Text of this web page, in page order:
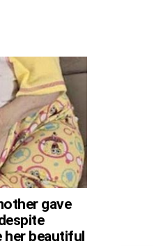
gave
her beautiful